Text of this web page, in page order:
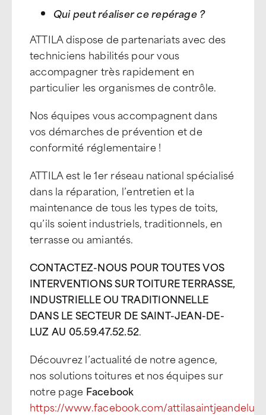
Qui peut réaliser ce repérage ?
ATTILA dispose de partenariats avec des
techniciens habilités pour vous
accompagner très rapidement en
particulier les organismes de contrôle.
Nos équipes vous accompagnent dans
vos démarches de prévention et de
conformité réglementaire !
ATTILA est le 1er réseau national spécialisé
dans la réparation, l’entretien et la
maintenance de tous les types de toits,
qu’ils soient industriels, traditionnels, en
terrasse ou amiantés.
CONTACTEZ-NOUS POUR TOUTES VOS
INTERVENTIONS SUR TOITURE TERRASSE,
INDUSTRIELLE OU TRADITIONNELLE
DANS LE SECTEUR DE SAINT-JEAN-DE-
LUZ AU 05.59.47.52.52.
Découvrez l’actualité de notre agence,
nos solutions toitures et nos équipes sur
notre page Facebook
https://www.facebook.com/attilasaintjeandeluz